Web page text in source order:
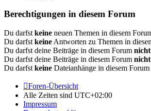
Berechtigungen in diesem Forum
Du darfst keine neuen Themen in diesem
Du darfst keine Antworten zu Themen in
Du darfst deine Beiträge in diesem Forum nicht
Du darfst deine Beiträge in diesem Forum nicht
Du darfst keine Dateianhänge in diesem Forum
Foren-Übersicht
Alle Zeiten sind UTC+02:00
Impressum